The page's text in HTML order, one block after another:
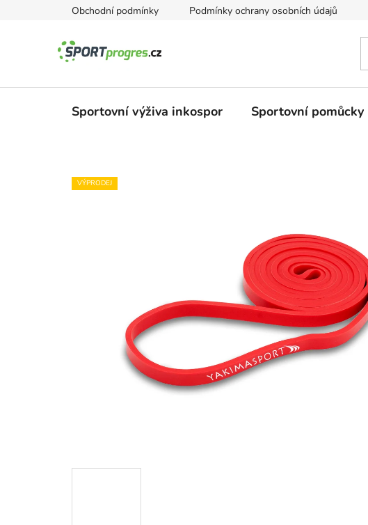
Obchodní podmínky Podmínky ochrany osobních údajů
Sportovní výživa inkospor Sportovní pomůcky
VÝPRODEJ